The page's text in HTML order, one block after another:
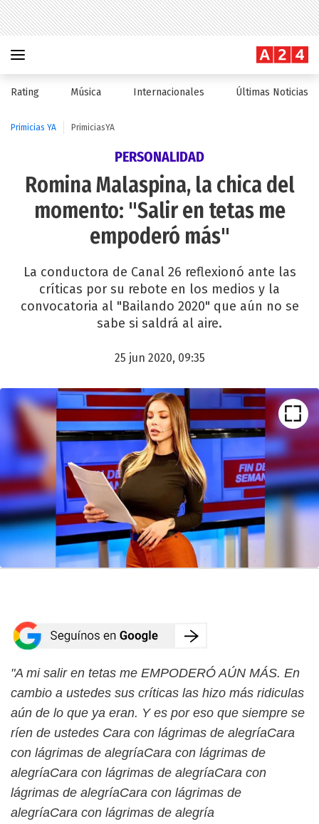
Rating Música Internacionales Últimas Noticias
Primicias YA PrimiciasYA
PERSONALIDAD
Romina Malaspina, la chica del
momento: "Salir en tetas me
empoderó más"
La conductora de Canal 26 reflexionó ante las
críticas por su rebote en los medios y la
convocatoria al "Bailando 2020" que aún no se
sabe si saldrá al aire.
25 jun 2020, 09:35
"A mi salir en tetas me EMPODERÓ AÚN MÁS. En
cambio a ustedes sus críticas las hizo más ridiculas
aún de lo que ya eran. Y es por eso que siempre se
ríen de ustedes Cara con lágrimas de alegríaCara
con lágrimas de alegríaCara con lágrimas de
alegríaCara con lágrimas de alegríaCara con
lágrimas de alegríaCara con lágrimas de
alegríaCara con lágrimas de alegría